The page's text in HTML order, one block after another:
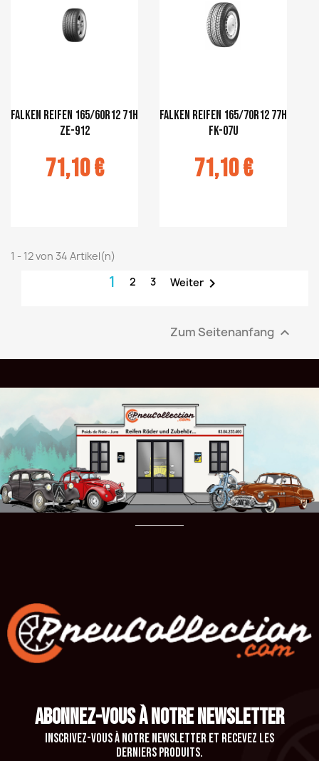
Falken Reifen 165/60R12 71H
ZE-912
71,10 €
au panier
Falken Reifen 165/70R12 77H
FK-07U
71,10 €
1 - 12 von 34 Artikel(n)
1 2 3 Weiter 
Zum Seitenanfang 
ABONNEZ-VOUS À NOTRE NEWSLETTER
Inscrivez-vous à notre newsletter et recevez les
derniers produits.